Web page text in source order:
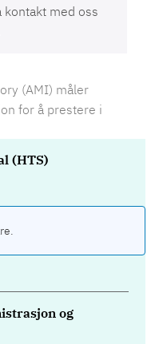
kontakt med oss
(AMI) måler
for å prestere i
(HTS)
og
og